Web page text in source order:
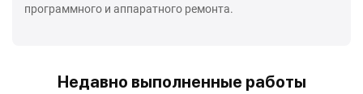
программного и аппаратного ремонта.
Недавно выполненные работы